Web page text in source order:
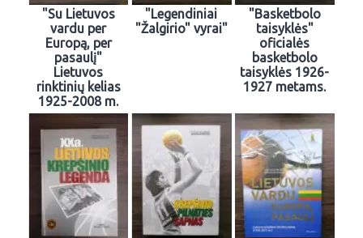
"Su Lietuvos
vardu per
Europą, per
pasaulį"
Lietuvos
rinktinių kelias
1925-2008 m.
"Legendiniai
"Žalgirio" vyrai"
"Basketbolo
taisyklės"
oficialės
basketbolo
taisyklės 1926-
1927 metams.